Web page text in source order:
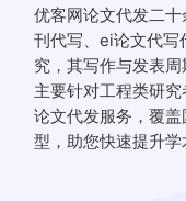
优客网论文代发二
刊代写、ei论文代写
究，其写作与发表
主要针对工程类研
论文代发服务，覆
型，助您快速提升学